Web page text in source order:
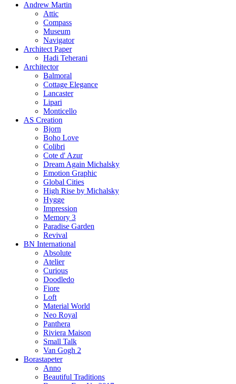
Andrew Martin
Attic
Compass
Museum
Navigator
Architect Paper
Hadi Teherani
Architector
Balmoral
Cottage Elegance
Lancaster
Lipari
Monticello
AS Creation
Bjorn
Boho Love
Colibri
Cote d' Azur
Dream Again Michalsky
Emotion Graphic
Global Cities
High Rise by Michalsky
Hygge
Impression
Memory 3
Paradise Garden
Revival
BN International
Absolute
Atelier
Curious
Doodledo
Fiore
Loft
Material World
Neo Royal
Panthera
Riviera Maison
Small Talk
Van Gogh 2
Borastapeter
Anno
Beautiful Traditions